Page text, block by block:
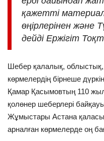
қажетті
өңірлерінен және
дейді Ержігіт
Шебер қалалық,
көрмелердің бірнеше
Қамар Қасымовтың 110
қолөнер шеберлері
Жұмыстары Астана
арналған көрмелерде оң